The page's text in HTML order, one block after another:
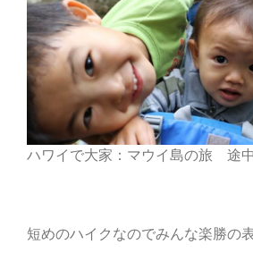
ハワイで大家：マウイ島の旅 途
短めのハイクなのでみんな楽勝の